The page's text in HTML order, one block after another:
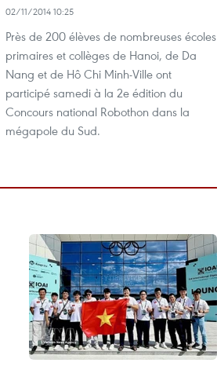
02/11/2014 10:25
Près de 200 élèves de nombreuses écoles
primaires et collèges de Hanoi, de Da
Nang et de Hô Chi Minh-Ville ont
participé samedi à la 2e édition du
Concours national Robothon dans la
mégapole du Sud.